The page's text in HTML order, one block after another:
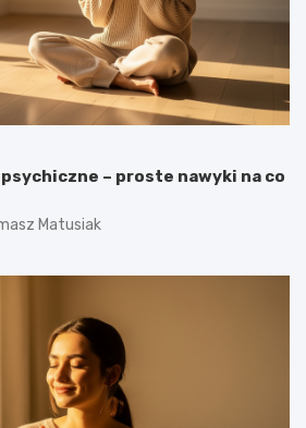
– proste nawyki na co
Matusiak